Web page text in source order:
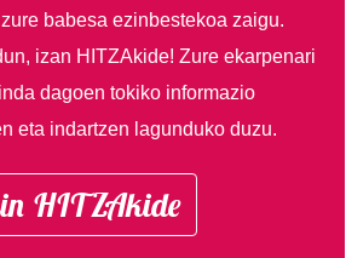
babesa ezinbestekoa zaigu.
izan HITZAkide!Zure ekarpenari
dagoen tokiko informazio
eta indartzen lagunduko duzu.
HITZAkide